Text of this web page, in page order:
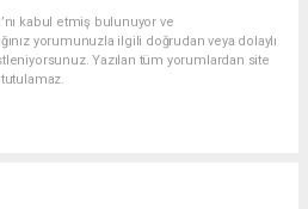
kabul etmiş bulunuyor ve
yorumunuzla ilgili doğrudan veya dolaylı
Yazılan tüm yorumlardan site